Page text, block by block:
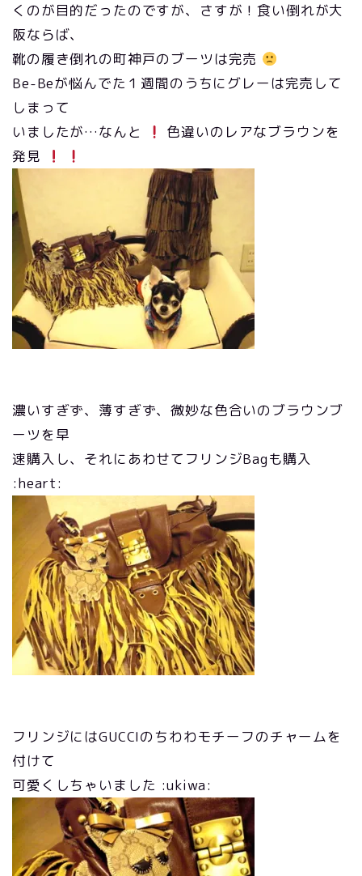
くのが目的だったのですが、さすが！食い倒れが大
阪ならば、
靴の履き倒れの町神戸のブーツは完売
Be-Beが悩んでた１週間のうちにグレーは完売して
しまって
いましたが…なんと
色違いのレアなブラウンを
発見
濃いすぎず、薄すぎず、微妙な色合いのブラウンブ
ーツを早
速購入し、それにあわせてフリンジBagも購入
:heart:
フリンジにはGUCCIのちわわモチーフのチャームを
付けて
可愛くしちゃいました :ukiwa: